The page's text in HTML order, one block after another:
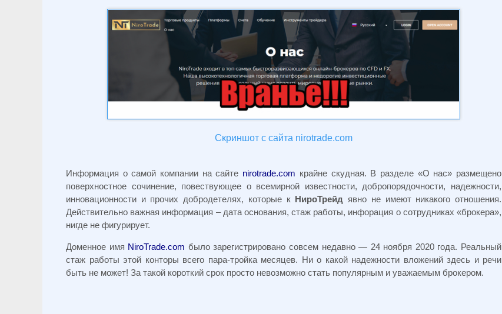
Скриншот с сайта nirotrade.com
Информация о самой компании на сайте nirotrade.com крайне скудная. В разделе «О нас» размещено
поверхностное сочинение, повествующее о всемирной известности, добропорядочности, надежности,
инновационности и прочих добродетелях, которые к НироТрейд явно не имеют никакого отношения.
Действительно важная информация – дата основания, стаж работы, инфорация о сотрудниках «брокера»,
нигде не фигурирует.
Доменное имя NiroTrade.com было зарегистрировано совсем недавно — 24 ноября 2020 года. Реальный
стаж работы этой конторы всего пара-тройка месяцев. Ни о какой надежности вложений здесь и речи
быть не может! За такой короткий срок просто невозможно стать популярным и уважаемым брокером.